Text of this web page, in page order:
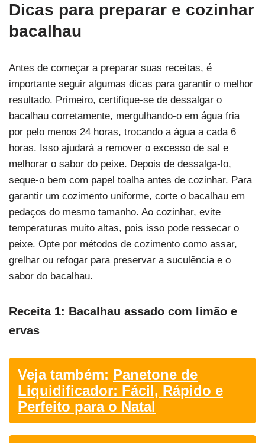
Dicas para preparar e cozinhar
bacalhau
Antes de começar a preparar suas receitas, é
importante seguir algumas dicas para garantir o melhor
resultado. Primeiro, certifique-se de dessalgar o
bacalhau corretamente, mergulhando-o em água fria
por pelo menos 24 horas, trocando a água a cada 6
horas. Isso ajudará a remover o excesso de sal e
melhorar o sabor do peixe. Depois de dessalga-lo,
seque-o bem com papel toalha antes de cozinhar. Para
garantir um cozimento uniforme, corte o bacalhau em
pedaços do mesmo tamanho. Ao cozinhar, evite
temperaturas muito altas, pois isso pode ressecar o
peixe. Opte por métodos de cozimento como assar,
grelhar ou refogar para preservar a suculência e o
sabor do bacalhau.
Receita 1: Bacalhau assado com limão e
ervas
Veja também: Panetone de
Liquidificador: Fácil, Rápido e
Perfeito para o Natal